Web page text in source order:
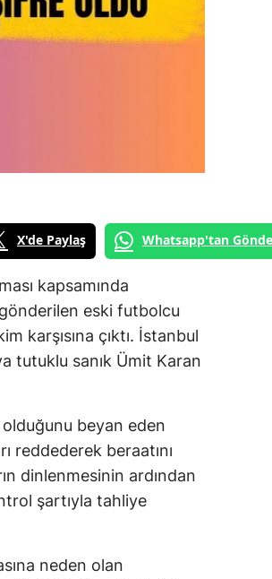
X'de Paylaş Whatsapp'tan
kapsamında
eski futbolcu
karşısına çıktı. İstanbul
tutuklu sanık Ümit Karan
olduğunu beyan eden
reddederek beraatını
dinlenmesinin ardından
şartıyla tahliye
neden olan